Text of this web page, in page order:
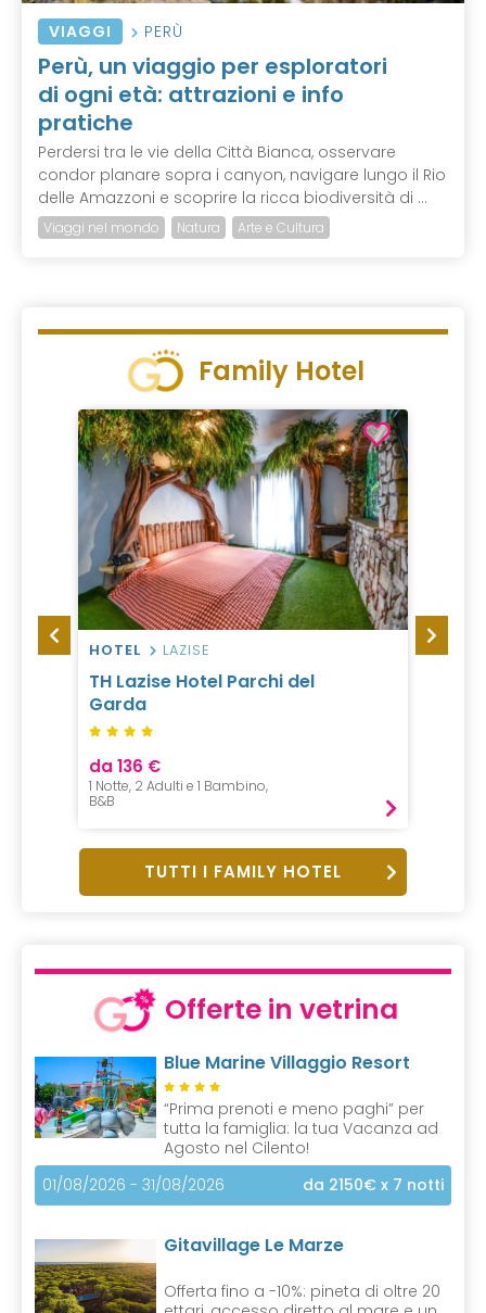
VIAGGI PERÙ
Perù, un viaggio per esploratori
di ogni età: attrazioni e info
pratiche
Perdersi tra le vie della Città Bianca, osservare
condor planare sopra i canyon, navigare lungo il Rio
delle Amazzoni e scoprire la ricca biodiversità di ...
Viaggi nel mondo Natura Arte e Cultura
Family Hotel
HOTEL LAZISE
TH Lazise Hotel Parchi del
Garda
da 136 €
1 Notte, 2 Adulti e 1 Bambino,
B&B
TUTTI I FAMILY HOTEL
Offerte in vetrina
Blue Marine Villaggio Resort
“Prima prenoti e meno paghi” per
tutta la famiglia: la tua Vacanza ad
Agosto nel Cilento!
01/08/2026 - 31/08/2026
da 2150€ x 7 notti
Gitavillage Le Marze
Offerta fino a -10%: pineta di oltre 20